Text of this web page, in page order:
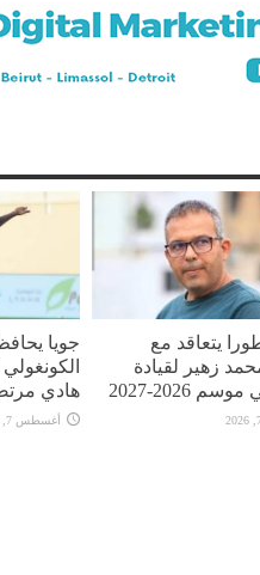
يتعاقد مع
زهير لقيادة
2026-2027
جويا
هادي
أغسطس 7, 2026